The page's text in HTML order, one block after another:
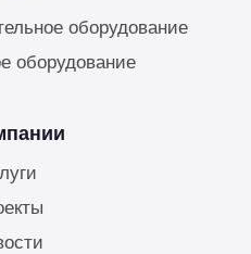
оборудование
оборудование